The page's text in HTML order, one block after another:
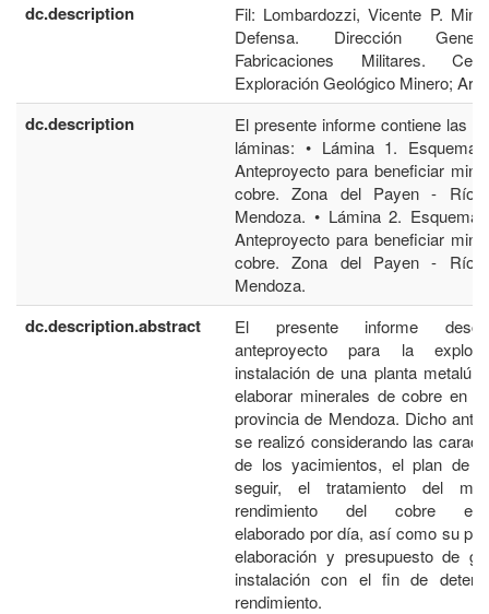
dc.description
Fil: Lombardozzi, Vicente P.
Defensa. Dirección
Fabricaciones Militares.
Exploración Geológico Minero;
dc.description
El presente informe contiene las
láminas: • Lámina 1. Esquema
Anteproyecto para beneficiar
cobre. Zona del Payen - Río
Mendoza. • Lámina 2. Esquema
Anteproyecto para beneficiar
cobre. Zona del Payen - Río
Mendoza.
dc.description.abstract
El presente informe
anteproyecto para la
instalación de una planta
elaborar minerales de cobre en
provincia de Mendoza. Dicho
se realizó considerando las
de los yacimientos, el plan de
seguir, el tratamiento del
rendimiento del cobre
elaborado por día, así como su
elaboración y presupuesto de
instalación con el fin de
rendimiento.